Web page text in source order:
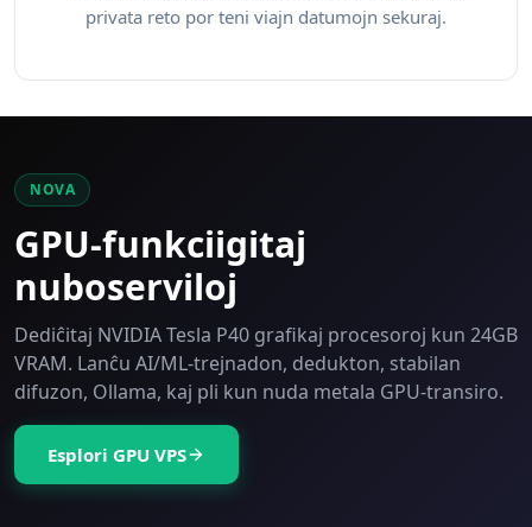
privata reto por teni viajn datumojn sekuraj.
NOVA
GPU-funkciigitaj
nuboserviloj
Dediĉitaj NVIDIA Tesla P40 grafikaj procesoroj kun 24GB
VRAM. Lanĉu AI/ML-trejnadon, dedukton, stabilan
difuzon, Ollama, kaj pli kun nuda metala GPU-transiro.
Esplori GPU VPS